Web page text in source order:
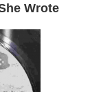
Wrote